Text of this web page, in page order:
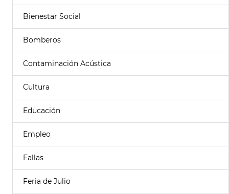
Bienestar Social
Bomberos
Contaminación Acústica
Cultura
Educación
Empleo
Fallas
Feria de Julio